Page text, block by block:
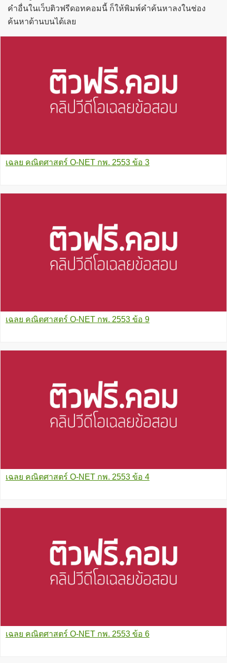
คำอื่นในเว็บติวฟรีดอทคอมนี้ ก็ให้พิมพ์คำค้นหาลงในช่อง
ค้นหาด้านบนได้เลย
เฉลย คณิตศาสตร์ O-NET กพ. 2553 ข้อ 3
เฉลย คณิตศาสตร์ O-NET กพ. 2553 ข้อ 9
เฉลย คณิตศาสตร์ O-NET กพ. 2553 ข้อ 4
เฉลย คณิตศาสตร์ O-NET กพ. 2553 ข้อ 6